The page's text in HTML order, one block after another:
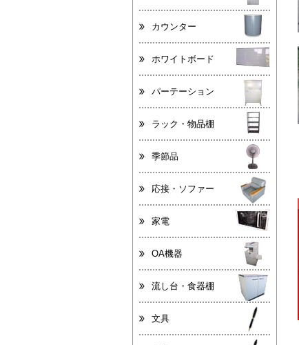
カウンター
ホワイトボード
パーテーション
ラック・物品棚
季節品
応接・ソファー
家電
OA機器
流し台・食器棚
文具